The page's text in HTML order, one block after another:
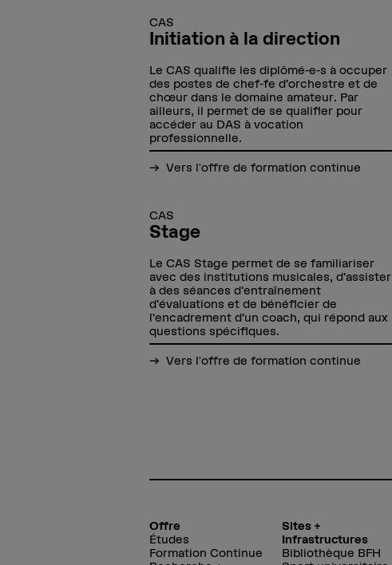
CAS
Initiation à la direction
Le CAS qualifie les diplômé-e-s à occuper
des postes de chef-fe d’orchestre et de
chœur dans le domaine amateur. Par
ailleurs, il permet de se qualifier pour
accéder au DAS à vocation
professionnelle.
Vers l'offre de formation continue
CAS
Stage
Le CAS Stage permet de se familiariser
avec des institutions musicales, d’assister
à des séances d’entraînement
d’évaluations et de bénéficier de
l’encadrement d’un coach, qui répond aux
questions spécifiques.
Vers l'offre de formation continue
Offre
Études
Formation Continue
Sites +
Infrastructures
Bibliothèque BFH